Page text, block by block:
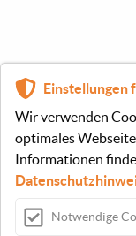
Temperatur
Luftfeuchtigkeit
Einstellungen
Wir verwenden
optimales
Informationen
Notwendige